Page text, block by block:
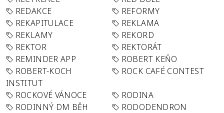
REDAKCE
REFORMY
REKAPITULACE
REKLAMA
REKLAMY
REKORD
REKTOR
REKTORÁT
REMINDER APP
ROBERT KEŇO
ROBERT-KOCH
INSTITUT
ROCK CAFÉ CONTEST
ROCKOVÉ VÁNOCE
RODINA
RODINNÝ DM BĚH
RODODENDRON